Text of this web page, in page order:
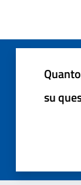
su